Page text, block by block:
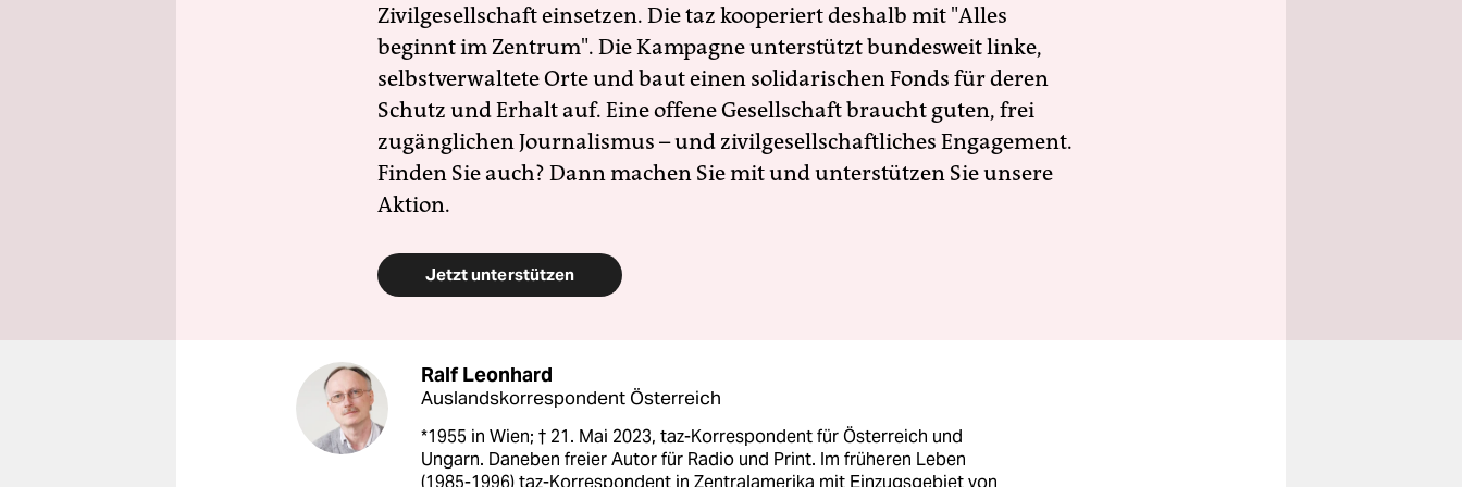
Zivilgesellschaft einsetzen. Die taz kooperiert deshalb mit "Alles
beginnt im Zentrum". Die Kampagne unterstützt bundesweit linke,
selbstverwaltete Orte und baut einen solidarischen Fonds für deren
Schutz und Erhalt auf. Eine offene Gesellschaft braucht guten, frei
zugänglichen Journalismus – und zivilgesellschaftliches Engagement.
Finden Sie auch? Dann machen Sie mit und unterstützen Sie unsere
Aktion.
Jetzt unterstützen
Ralf Leonhard
Auslandskorrespondent Österreich
*1955 in Wien; † 21. Mai 2023, taz-Korrespondent für Österreich und
Ungarn. Daneben freier Autor für Radio und Print. Im früheren Leben